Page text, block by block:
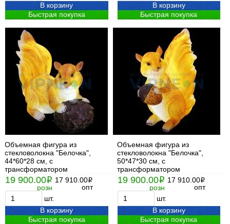
В корзину
Быстрая покупка
В корзину
Быстрая покупка
Объемная фигура из
стекловолокна "Белочка",
44*60*28 см, с
трансформатором
19 900.00i
розн
17 910.00i
опт
шт.
В корзину
Быстрая покупка
Объемная фигура из
стекловолокна "Белочка",
50*47*30 см, с
трансформатором
19 900.00i
розн
17 910.00i
опт
шт.
В корзину
Быстрая покупка